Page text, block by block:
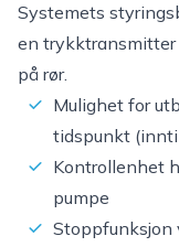
Systemets
en trykktransmitter
på rør.
Mulighet for
tidspunkt
Kontrollenhet
pumpe
Stoppfunksjon